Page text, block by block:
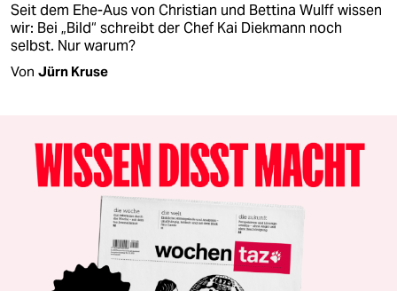
Seit dem Ehe-Aus von Christian und Bettina Wulff wissen
wir: Bei „Bild“ schreibt der Chef Kai Diekmann noch
selbst. Nur warum?
Von Jürn Kruse